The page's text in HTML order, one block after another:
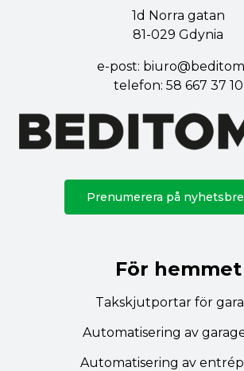
1d Norra gatan
81-029 Gdynia
e-post:
telefon: 58 667 37 10
Prenumerera på
För hemmet
Takskjutportar för
Automatisering av
Automatisering av